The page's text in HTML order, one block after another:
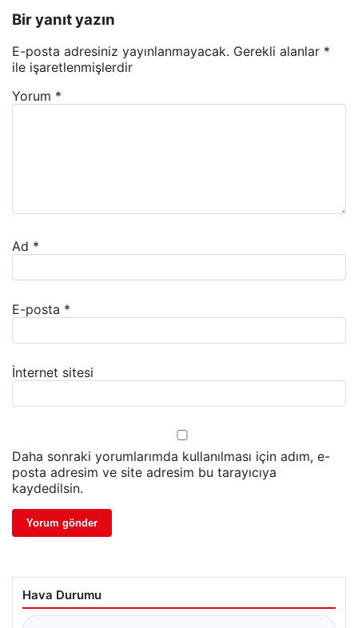
Bir yanıt yazın
E-posta adresiniz yayınlanmayacak. Gerekli alanlar *
ile işaretlenmişlerdir
Yorum *
Ad *
E-posta *
İnternet sitesi
Daha sonraki yorumlarımda kullanılması için adım, e-
posta adresim ve site adresim bu tarayıcıya
kaydedilsin.
Hava Durumu